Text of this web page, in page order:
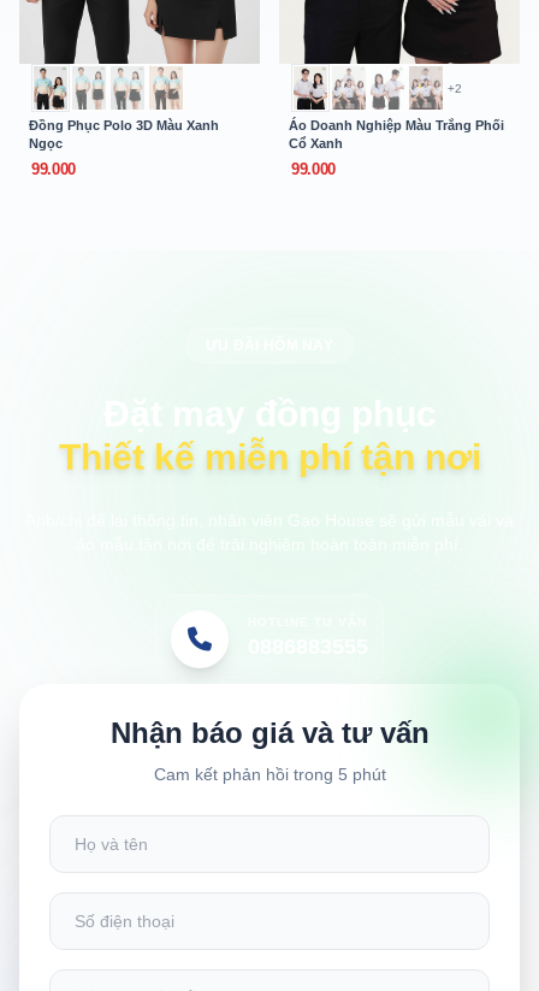
Đồng Phục Polo 3D Màu Xanh
Ngọc
99.000
+2
Áo Doanh Nghiệp Màu Trắng Phối
Cổ Xanh
99.000
Thiết kế miễn phí tận nơi
Nhận báo giá và tư vấn
Cam kết phản hồi trong 5 phút